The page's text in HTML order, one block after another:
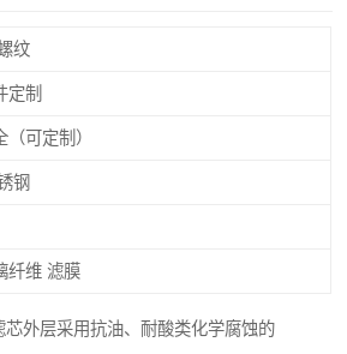
纹
定制
（可定制）
钢
纤维 滤膜
芯外层采用抗油、耐酸类化学腐蚀的